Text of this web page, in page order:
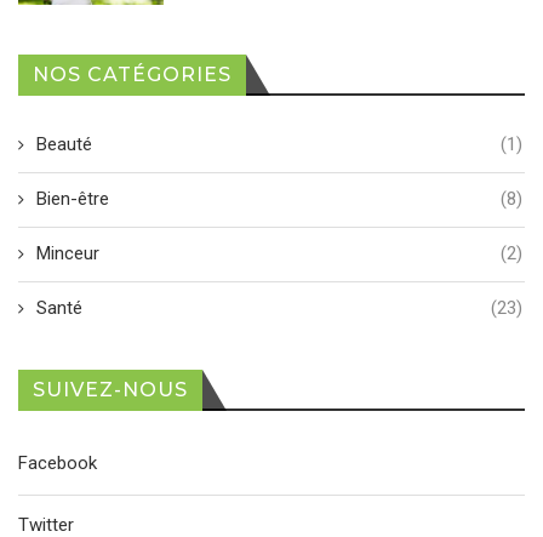
NOS CATÉGORIES
Beauté (1)
Bien-être (8)
Minceur (2)
Santé (23)
SUIVEZ-NOUS
Facebook
Twitter